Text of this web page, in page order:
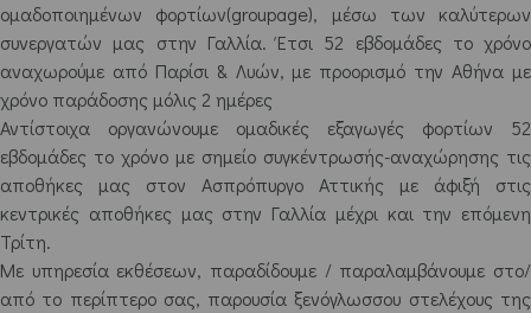
ομαδοποιημένων φορτίων(groupage), μέσω των καλύτερων
συνεργατών μας στην Γαλλία. Έτσι 52 εβδομάδες το χρόνο
αναχωρούμε από Παρίσι & Λυών, με προορισμό την Αθήνα με
χρόνο παράδοσης μόλις 2 ημέρες
Αντίστοιχα οργανώνουμε ομαδικές εξαγωγές φορτίων 52
εβδομάδες το χρόνο με σημείο συγκέντρωσής-αναχώρησης τις
αποθήκες μας στον Ασπρόπυργο Αττικής με άφιξή στις
κεντρικές αποθήκες μας στην Γαλλία μέχρι και την επόμενη
Τρίτη.
Με υπηρεσία εκθέσεων, παραδίδουμε / παραλαμβάνουμε στο/
από το περίπτερο σας, παρουσία ξενόγλωσσου στελέχους της